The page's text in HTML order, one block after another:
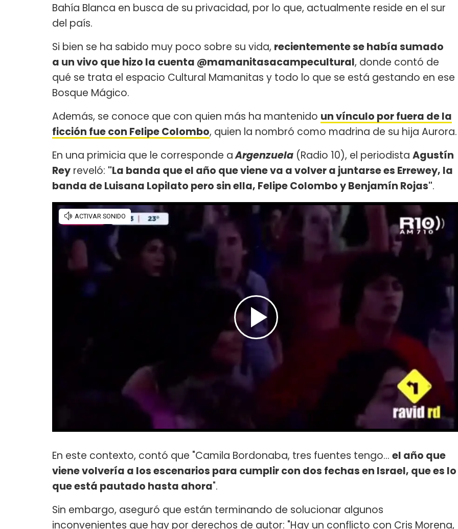
Bahía Blanca en busca de su privacidad, por lo que, actualmente reside en el sur
del país.
Si bien se ha sabido muy poco sobre su vida, recientemente se había sumado
a un vivo que hizo la cuenta @mamanitasacampecultural, donde contó de
qué se trata el espacio Cultural Mamanitas y todo lo que se está gestando en ese
Bosque Mágico.
Además, se conoce que con quien más ha mantenido un vínculo por fuera de la
ficción fue con Felipe Colombo, quien la nombró como madrina de su hija Aurora.
En una primicia que le corresponde aArgenzuela (Radio 10), el periodista Agustín
Rey reveló: "La banda que el año que viene va a volver a juntarse es Errewey, la
banda de Luisana Lopilato pero sin ella, Felipe Colombo y Benjamín Rojas".
En este contexto, contó que "Camila Bordonaba, tres fuentes tengo... el año que
viene volvería a los escenarios para cumplir con dos fechas en Israel, que es lo
que está pautado hasta ahora".
Sin embargo, aseguró que están terminando de solucionar algunos
inconvenientes que hay por derechos de autor: "Hay un conflicto con Cris Morena,